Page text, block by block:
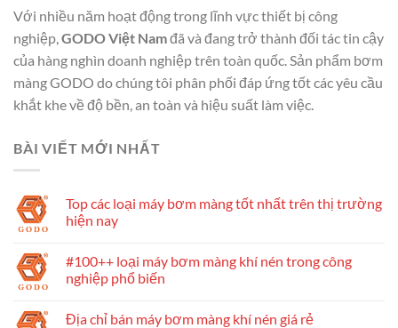
Với nhiều năm hoạt động trong lĩnh vực thiết bị công
nghiệp,GODO Việt Namđã và đang trở thành đối tác tin cậy
của hàng nghìn doanh nghiệp trên toàn quốc. Sản phẩm bơm
màng GODO do chúng tôi phân phối đáp ứng tốt các yêu cầu
khắt khe về độ bền, an toàn và hiệu suất làm việc.
BÀI VIẾT MỚI NHẤT
Top các loại máy bơm màng tốt nhất trên thị trường
hiện nay
#100++ loại máy bơm màng khí nén trong công
nghiệp phổ biến
Địa chỉ bán máy bơm màng khí nén giá rẻ